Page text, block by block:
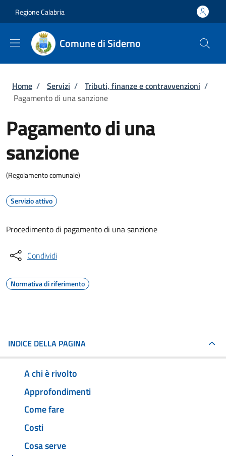
Regione Calabria
Comune di Siderno
Briciole di pane
Home / Servizi / Tributi, finanze e contravvenzioni /
Pagamento di una sanzione
Pagamento di una
sanzione
(Regolamento comunale)
Servizio attivo
Procedimento di pagamento di una sanzione
Condividi
Normativa di riferimento
INDICE DELLA PAGINA
A chi è rivolto
Approfondimenti
Come fare
Costi
Cosa serve